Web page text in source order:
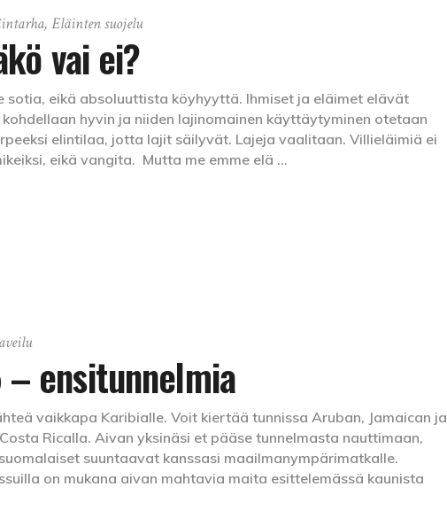
, Eläinten suojelu
vai ei?
sotia, eikä absoluuttista köyhyyttä. Ihmiset ja eläimet elävät
hyvin ja niiden lajinomainen käyttäytyminen otetaan
elintilaa, jotta lajit säilyvät. Lajeja vaalitaan. Villieläimiä ei
eikä vangita. Mutta me emme elä
ensitunnelmia
vaikkapa Karibialle. Voit kiertää tunnissa Aruban, Jamaican ja
Ricalla. Aivan yksinäsi et pääse tunnelmasta nauttimaan,
suuntaavat kanssasi maailmanympärimatkalle.
on mukana aivan mahtavia maita esittelemässä kaunista